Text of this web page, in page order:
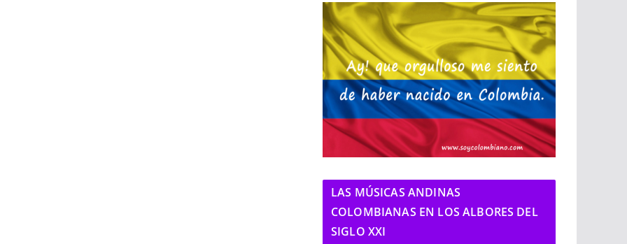
LAS MÚSICAS ANDINAS
COLOMBIANAS EN LOS ALBORES DEL
SIGLO XXI